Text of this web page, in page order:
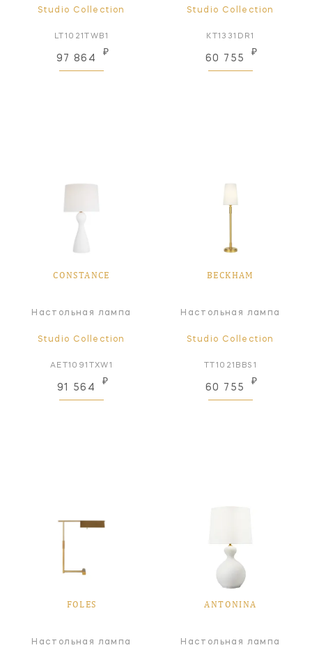
Studio Collection
LT1021TWB1
97 864
₽
Studio Collection
KT1331DR1
60 755
₽
CONSTANCE
Настольная лампа
Studio Collection
AET1091TXW1
91 564
₽
BECKHAM
Настольная лампа
Studio Collection
TT1021BBS1
60 755
₽
FOLES
Настольная лампа
ANTONINA
Настольная лампа